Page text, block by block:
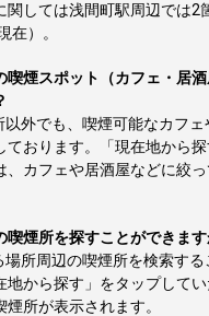
関しては浅間町駅周辺では2
在）。
喫煙スポット（カフェ・居
以外でも、喫煙可能なカフ
ております。「現在地から
、カフェや居酒屋などに絞
喫煙所を探すことができます
場所周辺の喫煙所を検索す
地から探す」をタップして
所が表示されます。